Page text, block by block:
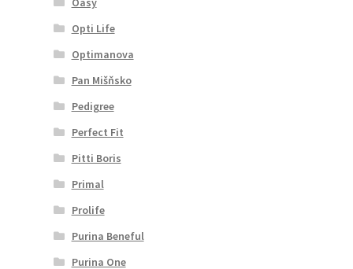
Opti Life
Optimanova
Pan Mišňsko
Pedigree
Perfect Fit
Pitti Boris
Primal
Prolife
Purina Beneful
Purina One